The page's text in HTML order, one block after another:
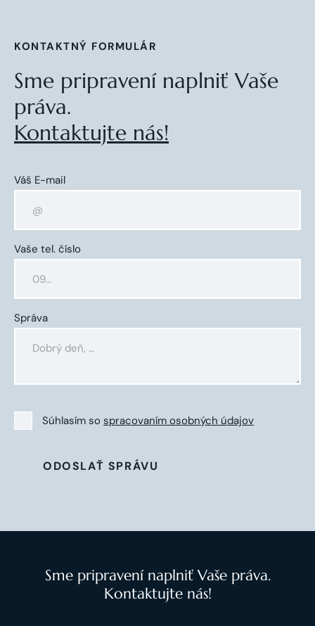
KONTAKTNÝ FORMULÁR
Sme pripravení naplniť Vaše
práva.
Kontaktujte nás!
Váš E-mail
Vaše tel. číslo
Správa
Súhlasím so spracovaním osobných údajov
ODOSLAŤ SPRÁVU
Sme pripravení naplniť Vaše práva.
Kontaktujte nás!